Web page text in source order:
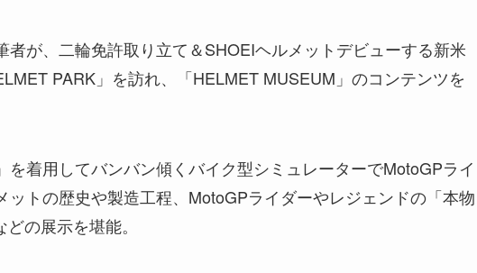
が、二輪免許取り立て＆SHOEIヘルメットデビューする新米
PARK」を訪れ、「HELMET MUSEUM」のコンテンツを
着用してバンバン傾くバイク型シミュレーターでMotoGPライ
ットの歴史や製造工程、MotoGPライダーやレジェンドの「本物
の展示を堪能。